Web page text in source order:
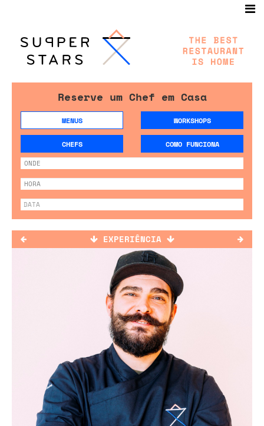
Reserve um Chef em Casa
MENUS WORKSHOPS
CHEFS COMO FUNCIONA
EXPERIÊNCIA